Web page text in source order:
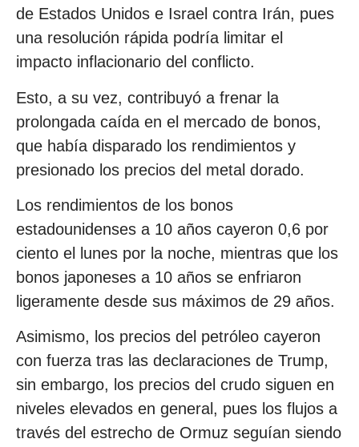
de Estados Unidos e Israel contra Irán, pues
una resolución rápida podría limitar el
impacto inflacionario del conflicto.
Esto, a su vez, contribuyó a frenar la
prolongada caída en el mercado de bonos,
que había disparado los rendimientos y
presionado los precios del metal dorado.
Los rendimientos de los bonos
estadounidenses a 10 años cayeron 0,6 por
ciento el lunes por la noche, mientras que los
bonos japoneses a 10 años se enfriaron
ligeramente desde sus máximos de 29 años.
Asimismo, los precios del petróleo cayeron
con fuerza tras las declaraciones de Trump,
sin embargo, los precios del crudo siguen en
niveles elevados en general, pues los flujos a
través del estrecho de Ormuz seguían siendo